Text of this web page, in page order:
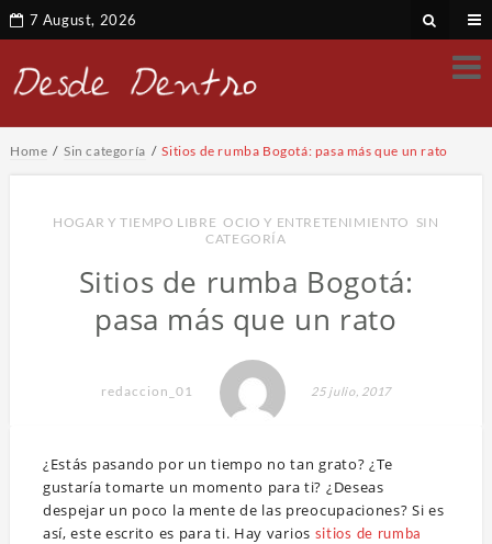
7 August, 2026
Home Sin categoría Sitios de rumba Bogotá: pasa más que un rato
HOGAR Y TIEMPO LIBRE ,OCIO Y ENTRETENIMIENTO SIN
CATEGORÍA
Sitios de rumba Bogotá:
pasa más que un rato
redaccion_01 25 julio, 2017
¿Estás pasando por un tiempo no tan grato? ¿Te
gustaría tomarte un momento para ti? ¿Deseas
despejar un poco la mente de las preocupaciones? Si es
así, este escrito es para ti. Hay varios sitios de rumba